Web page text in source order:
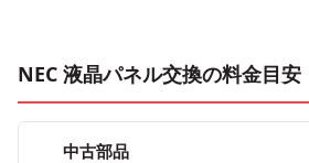
NEC 液晶パネル交換の料金目安
中古部品